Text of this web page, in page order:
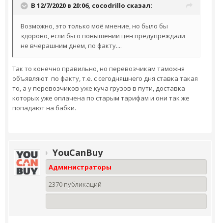
В 12/7/2020 в 20:06, cocodrillo сказал:
Возможно, это только моё мнение, но было бы
здорово, если бы о повышении цен предупреждали
не вчерашним днем, по факту....
Так то конечно правильно, но перевозчикам таможня
объявляют по факту, т.е. с сегодняшнего дня ставка такая
то, а у перевозчиков уже куча грузов в пути, доставка
которых уже оплачена по старым тарифам и они так же
попадают на бабки.
YouCanBuy
Администраторы
2370 публикаций